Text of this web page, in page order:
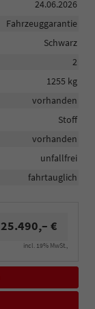
24.06.2026
Fahrzeuggarantie
Schwarz
2
1255 kg
vorhanden
Stoff
vorhanden
unfallfrei
fahrtauglich
25.490,– €
incl. 19% MwSt.,